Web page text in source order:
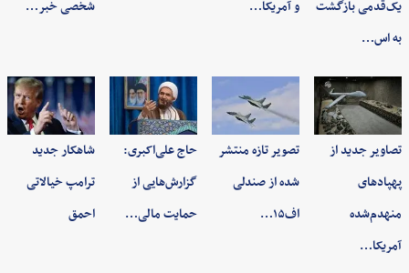
یک‌قدمی بازگشت
به اس…
و آمریکا…
شخصی خبر…
تصاویر جدید از
پهپادهای
منهدم‌شده
آمریکا…
تصویر تازه منتشر
شده از صندلی
اف۱۵…
حاج علی‌اکبری:
گزارش‌هایی از
حمایت مالی…
شاهکار جدید
ترامپ خیالاتی
احمق